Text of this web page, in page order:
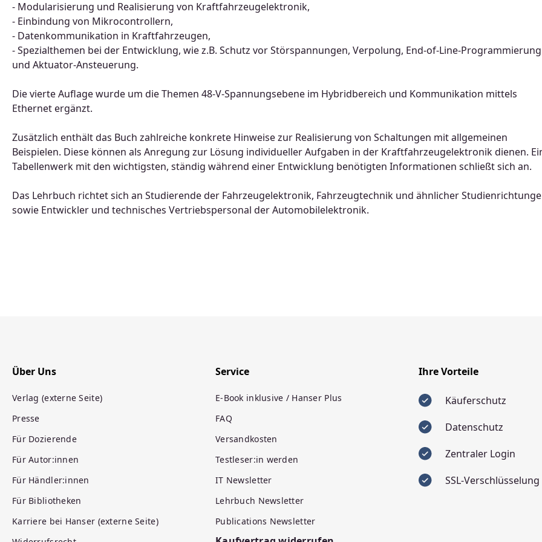
- Modularisierung und Realisierung von Kraftfahrzeugelektronik,
- Einbindung von Mikrocontrollern,
- Datenkommunikation in Kraftfahrzeugen,
- Spezialthemen bei der Entwicklung, wie z.B. Schutz vor Störspannungen, Verpolung, End-of-Line-Programmierung
und Aktuator-Ansteuerung.
Die vierte Auflage wurde um die Themen 48-V-Spannungsebene im Hybridbereich und Kommunikation mittels
Ethernet ergänzt.
Zusätzlich enthält das Buch zahlreiche konkrete Hinweise zur Realisierung von Schaltungen mit allgemeinen
Beispielen. Diese können als Anregung zur Lösung individueller Aufgaben in der Kraftfahrzeugelektronik dienen.
Tabellenwerk mit den wichtigsten, ständig während einer Entwicklung benötigten Informationen schließt sich an.
Das Lehrbuch richtet sich an Studierende der Fahrzeugelektronik, Fahrzeugtechnik und ähnlicher
sowie Entwickler und technisches Vertriebspersonal der Automobilelektronik.
Über Uns
Verlag (externe Seite)
Presse
Für Dozierende
Für Autor:innen
Für Händler:innen
Für Bibliotheken
Karriere bei Hanser (externe Seite)
Service
E-Book inklusive / Hanser Plus
FAQ
Versandkosten
Testleser:in werden
IT Newsletter
Lehrbuch Newsletter
Publications Newsletter
Ihre Vorteile
Käuferschutz
Datenschutz
Zentraler Login
SSL-Verschlüsselung